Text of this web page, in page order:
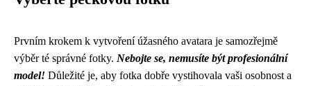
Prvním krokem k vytvoření úžasného avatara je samozřejmě
výběr té správné fotky. Nebojte se, nemusíte být profesionální
model! Důležité je, aby fotka dobře vystihovala vaši osobnost a